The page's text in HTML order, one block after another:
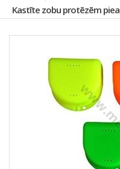
e
Kastīte zobu protēzēm